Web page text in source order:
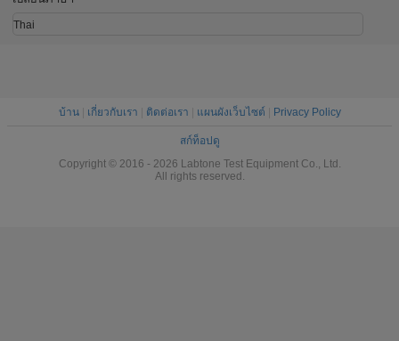
Thai
บ้าน| เกี่ยวกับเรา ติดต่อเรา แผนผังเว็บไซต์ Privacy Policy
สก์ท็อปดู
Copyright © 2016 - 2026 Labtone Test Equipment Co., Ltd.
All rights reserved.